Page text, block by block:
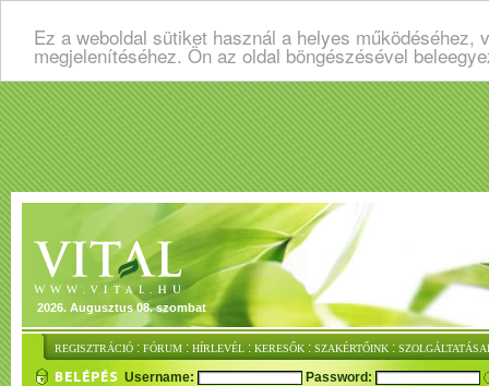
Ez a weboldal sütiket használ a helyes
megjelenítéséhez. Ön az oldal böngészésével
2026. Augusztus 08. szombat
REGISZTRÁCIÓ : FÓRUM : HÍRLEVÉL : KERESŐK : SZAKÉRTŐINK :
Username:
Password: